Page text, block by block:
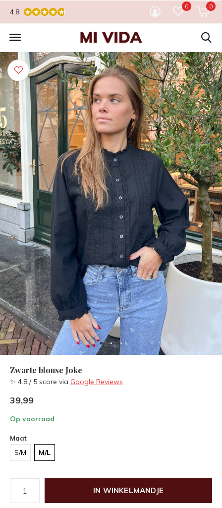
0 0
4.8
Zwarte blouse Joke
✨ 4.8 / 5 score via Google Reviews
39,99
Op voorraad
Maat
S/M M/L
IN WINKELMANDJE